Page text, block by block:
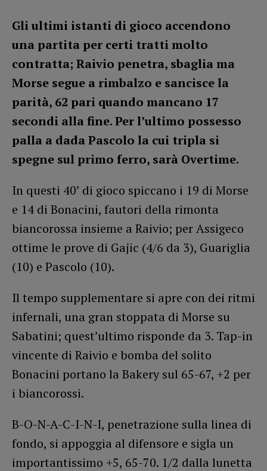
Gli ultimi istanti di gioco accendono
una partita per certi tratti molto
contratta; Raivio penetra, sbaglia ma
Morse segue a rimbalzo e sancisce la
parità, 62 pari quando mancano 17
secondi alla fine. Per l’ultimo possesso
palla a dada Pascolo la cui tripla si
spegne sul primo ferro, sarà Overtime.
In questi 40’ di gioco spiccano i 19 di Morse
e 14 di Bonacini, fautori della rimonta
biancorossa insieme a Raivio; per Assigeco
ottime le prove di Gajic (4/6 da 3), Guariglia
(10) e Pascolo (10).
Il tempo supplementare si apre con dei ritmi
infernali, una gran stoppata di Morse su
Sabatini; quest’ultimo risponde da 3. Tap-in
vincente di Raivio e bomba del solito
Bonacini portano la Bakery sul 65-67, +2 per
i biancorossi.
B-O-N-A-C-I-N-I, penetrazione sulla linea di
fondo, si appoggia al difensore e sigla un
importantissimo +5, 65-70. 1/2 dalla lunetta